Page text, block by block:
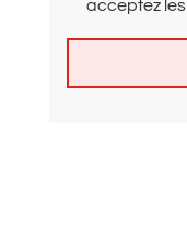
acceptez les